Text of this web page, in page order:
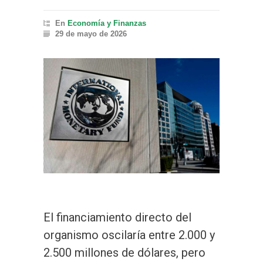
En Economía y Finanzas
29 de mayo de 2026
El financiamiento directo del
organismo oscilaría entre 2.000 y
2.500 millones de dólares, pero